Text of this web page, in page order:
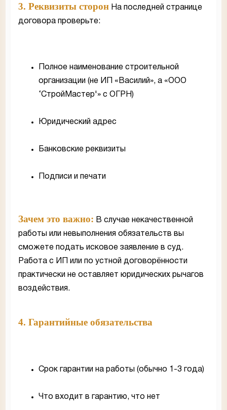
3. Реквизиты сторон На последней странице
договора проверьте:
Полное наименование строительной
организации (не ИП «Василий», а «ООО
‘СтройМастер'» с ОГРН)
Юридический адрес
Банковские реквизиты
Подписи и печати
Зачем это важно: В случае некачественной
работы или невыполнения обязательств вы
сможете подать исковое заявление в суд.
Работа с ИП или по устной договорённости
практически не оставляет юридических рычагов
воздействия.
4. Гарантийные обязательства
Срок гарантии на работы (обычно 1-3 года)
Что входит в гарантию, что нет